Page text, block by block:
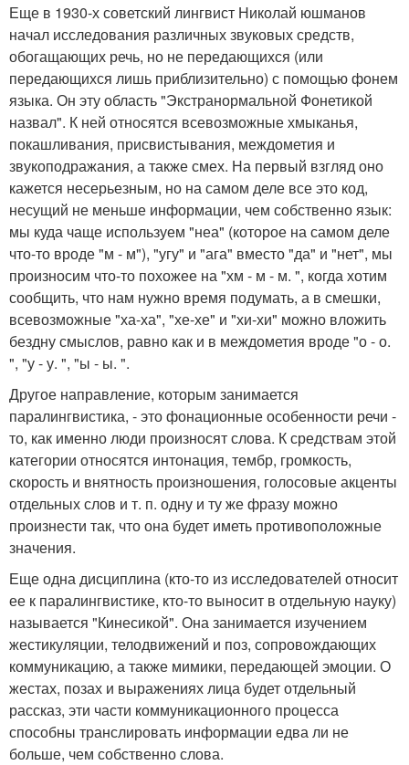
Еще в 1930-х советский лингвист Николай юшманов
начал исследования различных звуковых средств,
обогащающих речь, но не передающихся (или
передающихся лишь приблизительно) с помощью фонем
языка. Он эту область "Экстранормальной Фонетикой
назвал". К ней относятся всевозможные хмыканья,
покашливания, присвистывания, междометия и
звукоподражания, а также смех. На первый взгляд оно
кажется несерьезным, но на самом деле все это код,
несущий не меньше информации, чем собственно язык:
мы куда чаще используем "неа" (которое на самом деле
что-то вроде "м - м"), "угу" и "ага" вместо "да" и "нет", мы
произносим что-то похожее на "хм - м - м. ", когда хотим
сообщить, что нам нужно время подумать, а в смешки,
всевозможные "ха-ха", "хе-хе" и "хи-хи" можно вложить
бездну смыслов, равно как и в междометия вроде "о - о.
", "у - у. ", "ы - ы. ".
Другое направление, которым занимается
паралингвистика, - это фонационные особенности речи -
то, как именно люди произносят слова. К средствам этой
категории относятся интонация, тембр, громкость,
скорость и внятность произношения, голосовые акценты
отдельных слов и т. п. одну и ту же фразу можно
произнести так, что она будет иметь противоположные
значения.
Еще одна дисциплина (кто-то из исследователей относит
ее к паралингвистике, кто-то выносит в отдельную науку)
называется "Кинесикой". Она занимается изучением
жестикуляции, телодвижений и поз, сопровождающих
коммуникацию, а также мимики, передающей эмоции. О
жестах, позах и выражениях лица будет отдельный
рассказ, эти части коммуникационного процесса
способны транслировать информации едва ли не
больше, чем собственно слова.